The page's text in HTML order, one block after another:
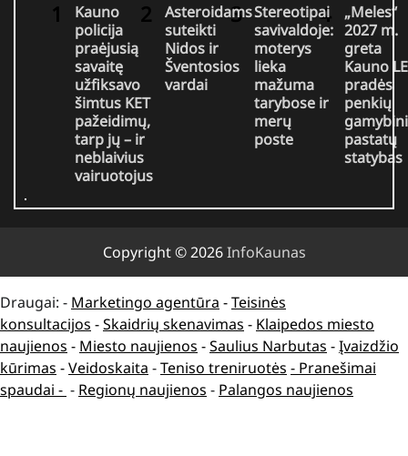
Kauno
policija
praėjusią
savaitę
užfiksavo
šimtus KET
pažeidimų,
tarp jų – ir
neblaivius
vairuotojus
Asteroidams
suteikti
Nidos ir
Šventosios
vardai
Stereotipai
savivaldoje:
moterys
lieka
mažuma
tarybose ir
merų
poste
„Meles“
2027 m.
greta
Kauno
pradės
penkių
pastatų
statybas
Copyright © 2026InfoKaunas
Draugai: - Marketingo agentūra -Teisinės
konsultacijos -Skaidrių skenavimas - Klaipedos miesto
naujienos - Miesto naujienos -Saulius Narbutas -Įvaizdžio
kūrimas -Veidoskaita -Teniso treniruotės - Pranešimai
spaudai - - Regionų naujienos - Palangos naujienos